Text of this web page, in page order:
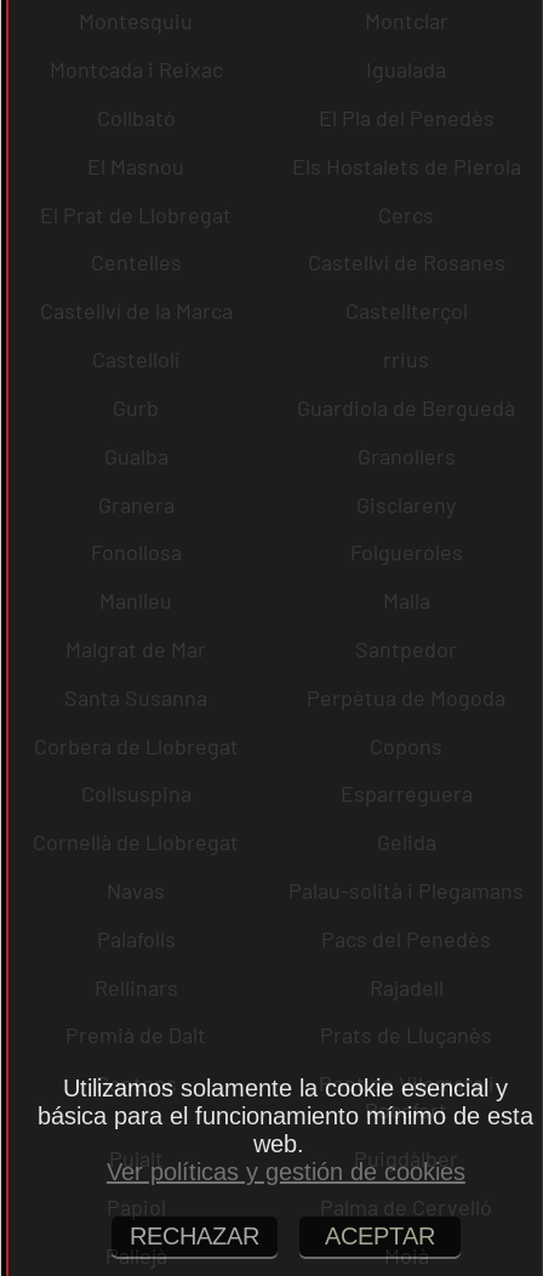
Montesquiu
Montclar
Montcada i Reixac
Igualada
Collbató
El Pla del Penedès
El Masnou
Els Hostalets de Pierola
El Prat de Llobregat
Cercs
Centelles
Castellví de Rosanes
Castellví de la Marca
Castellterçol
Castellolí
rrius
Gurb
Guardiola de Berguedà
Gualba
Granollers
Granera
Gisclareny
Fonollosa
Folgueroles
Manlleu
Malla
Malgrat de Mar
Santpedor
Santa Susanna
Perpètua de Mogoda
Corbera de Llobregat
Copons
Collsuspina
Esparreguera
Cornellà de Llobregat
Gelida
Navas
Palau-solità i Plegamans
Palafolls
Pacs del Penedès
Rellinars
Rajadell
Premià de Dalt
Prats de Lluçanès
Pontons
Pont de Vilomara i
Rocafort
Pujalt
Puigdàlber
Papiol
Palma de Cervelló
Pallejà
Moià
Utilizamos solamente la cookie esencial y
básica para el funcionamiento mínimo de esta
web.
Ver políticas y gestión de cookies
RECHAZAR ACEPTAR